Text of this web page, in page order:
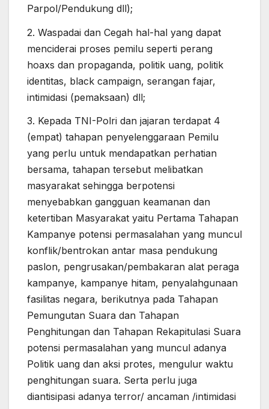
Parpol/Pendukung dll);
2. Waspadai dan Cegah hal-hal yang dapat
menciderai proses pemilu seperti perang
hoaxs dan propaganda, politik uang, politik
identitas, black campaign, serangan fajar,
intimidasi (pemaksaan) dll;
3. Kepada TNI-Polri dan jajaran terdapat 4
(empat) tahapan penyelenggaraan Pemilu
yang perlu untuk mendapatkan perhatian
bersama, tahapan tersebut melibatkan
masyarakat sehingga berpotensi
menyebabkan gangguan keamanan dan
ketertiban Masyarakat yaitu Pertama Tahapan
Kampanye potensi permasalahan yang muncul
konflik/bentrokan antar masa pendukung
paslon, pengrusakan/pembakaran alat peraga
kampanye, kampanye hitam, penyalahgunaan
fasilitas negara, berikutnya pada Tahapan
Pemungutan Suara dan Tahapan
Penghitungan dan Tahapan Rekapitulasi Suara
potensi permasalahan yang muncul adanya
Politik uang dan aksi protes, mengulur waktu
penghitungan suara. Serta perlu juga
diantisipasi adanya terror/ ancaman /intimidasi